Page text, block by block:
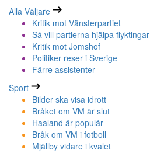
Alla Väljare
Kritik mot Vänsterpartiet
Så vill partierna hjälpa flyktingar
Kritik mot Jomshof
Politiker reser i Sverige
Färre assistenter
Sport
Bilder ska visa idrott
Bråket om VM är slut
Haaland är populär
Bråk om VM i fotboll
Mjällby vidare i kvalet